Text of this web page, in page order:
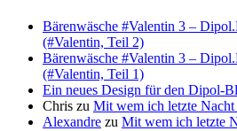
Bärenwäsche #Valentin 3 –
(#Valentin, Teil 2)
Bärenwäsche #Valentin 3 –
(#Valentin, Teil 1)
Ein neues Design für den Dipol-
Chris zu Mit wem ich letzte
Alexandre zu Mit wem ich letzte